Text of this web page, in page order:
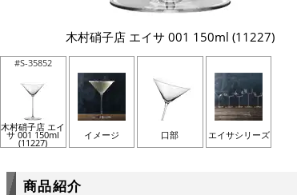
木村硝子店 エイサ 001 150ml (11227)
#S-35852
木村硝子店 エイ
サ 001 150ml
(11227)
イメージ 口部 エイサシリーズ
商品紹介